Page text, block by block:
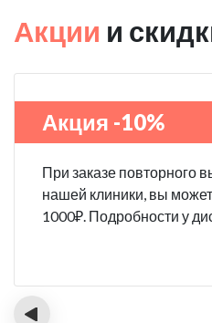
Акции и
Акция -10%
При заказе повторного
нашей клиники, вы
1000₽. Подробности у
‹